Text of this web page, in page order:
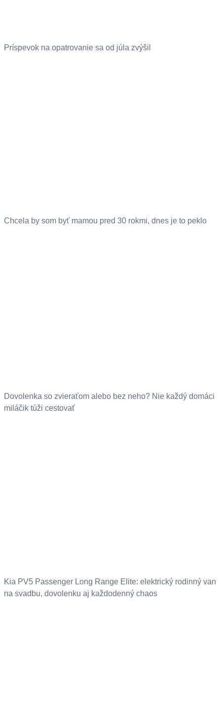
Príspevok na opatrovanie sa od júla zvýšil
Chcela by som byť mamou pred 30 rokmi, dnes je to peklo
Dovolenka so zvieraťom alebo bez neho? Nie každý domáci
miláčik túži cestovať
Kia PV5 Passenger Long Range Elite: elektrický rodinný van
na svadbu, dovolenku aj každodenný chaos